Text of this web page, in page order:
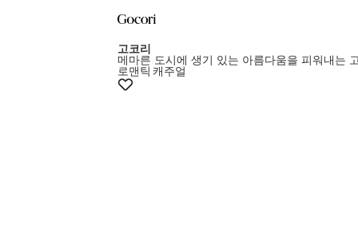
고코리
메마른 도시에 생기 있는 아름다움을 피워내는
로맨틱 캐주얼